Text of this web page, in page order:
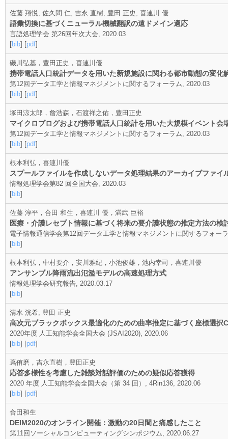
佐藤 翔悦, 佐久間 仁, 吉永 直樹, 豊田 正史, 喜連川 優
語彙切換に基づくニューラル機械翻訳の遠ドメイン適応
言語処理学会 第26回年次大会, 2020.03
[bib] [pdf]
磯川弘基，豊田正史，喜連川優
携帯電話人口統計データを用いた新規施設に関わる都市動態の変化
第12回データ工学と情報マネジメントに関するフォーラム, 2020.03
[bib] [pdf]
塚田涼太郎，詹浩森，石渡祥之佑，豊田正史
マイクロブログおよび携帯電話人口統計を用いた大規模イベント会
第12回データ工学と情報マネジメントに関するフォーラム, 2020.03
[bib] [pdf]
根本利弘，喜連川優
スプールファイルを作成しないデータ処理結果のアーカイブファイ
情報処理学会第82 回全国大会, 2020.03
[bib]
佐藤 淳平，合田 和生，喜連川 優，満武 巨裕
医療・介護レセプト情報に基づく将来の要介護状態の推定方法の検
電子情報通信学会第12回データ工学と情報マネジメントに関するフォ
[bib]
根本利弘，中村要介，安川雅紀，小池俊雄，池内幸司，喜連川優
アンサンブル降雨流出氾濫モデルの高速処理方式
情報処理学会研究報告, 2020.03.17
[bib]
清水 洸希, 豊田 正史
高次元ブラックボックス最適化のための曲率推定に基づく座標選択
2020年度 人工知能学会全国大会 (JSAI2020), 2020.06
[bib] [pdf]
蔦侑磨，吉永直樹，豊田正史
応答多様性を考慮した雑談対話評価のための疑似応答獲得
2020 年度 人工知能学会全国大会（第 34 回）, 4Rin136, 2020.06
[bib] [pdf]
合田和生
DEIM2020のオンライン開催：激動の20日間と痛感したこと
第11回ソーシャルコンピューティングシンポジウム, 2020.06.27